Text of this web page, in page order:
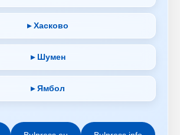
▸ Хасково
▸ Шумен
▸ Ямбол